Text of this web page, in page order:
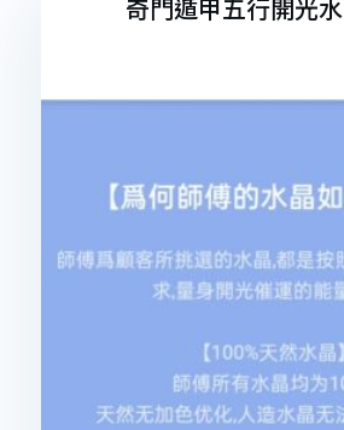
奇門遁甲五行開光